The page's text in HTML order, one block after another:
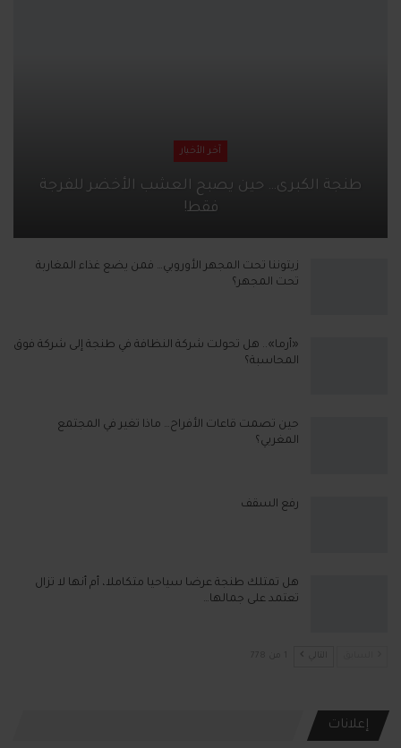
آخر الأخبار
طنجة الكبرى… حين يصبح العشب الأخضر للفرجة
فقط!
زيتوننا تحت المجهر الأوروبي… فمن يضع غذاء المغاربة
تحت المجهر؟
«أرما».. هل تحولت شركة النظافة في طنجة إلى شركة فوق
المحاسبة؟
حين تصمت قاعات الأفراح… ماذا تغير في المجتمع
المغربي؟
رفع السقف
هل تمتلك طنجة عرضا سياحيا متكاملا، أم أنها لا تزال
تعتمد على جمالها…
التالي
إعلانات